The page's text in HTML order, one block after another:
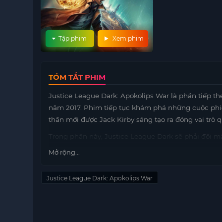
Xem phim
Tập phim
TÓM TẮT PHIM
Justice League Dark: Apokolips War là phần tiếp
năm 2017. Phim tiếp tục khám phá những cuộc
thần mới được Jack Kirby sáng tạo ra đóng vai trò
sức mạnh của Apokolips. Các nhân vật quen
Nội dung phim hứa hẹn sẽ mang đến những màn
Mở rộng...
Justice League Dark: Apokolips War